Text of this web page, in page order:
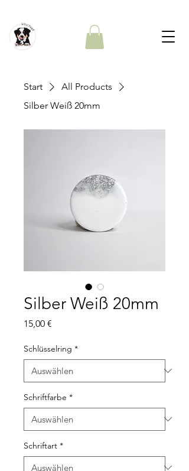
Start
All Products
Silber Weiß 20mm
Silber Weiß 20mm
15,00 €
Schlüsselring *
Schriftfarbe *
Schriftart *